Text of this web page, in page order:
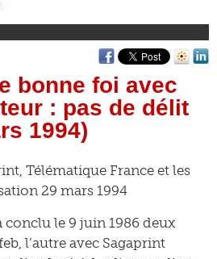
bonne foi avec
: pas de délit
1994)
Télématique France et les
29 mars 1994
conclu le 9 juin 1986 deux
l’autre avec Sagaprint